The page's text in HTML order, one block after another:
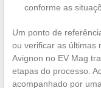
conforme as
Um ponto de
ou verificar as últimas
Avignon no EV Mag
etapas do processo.
acompanhado por